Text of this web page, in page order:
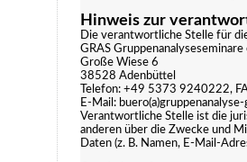
Hinweis zur
Die verantwortliche Stelle für
GRAS Gruppenanalyseseminare
Große Wiese 6
38528 Adenbüttel
Telefon: +49 5373 9240222,
E-Mail: buero(a)gruppenanalyse-
Verantwortliche Stelle ist die
anderen über die Zwecke und
Daten (z. B. Namen, E-Mail-